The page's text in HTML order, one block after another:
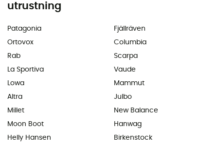
utrustning
Patagonia
Ortovox
Rab
La Sportiva
Lowa
Altra
Millet
Moon Boot
Helly Hansen
Fjällräven
Columbia
Scarpa
Vaude
Mammut
Julbo
New Balance
Hanwag
Birkenstock